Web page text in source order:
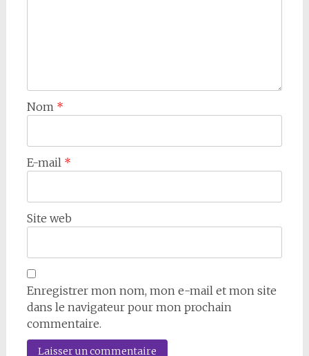
Nom *
E-mail *
Site web
Enregistrer mon nom, mon e-mail et mon site
dans le navigateur pour mon prochain
commentaire.